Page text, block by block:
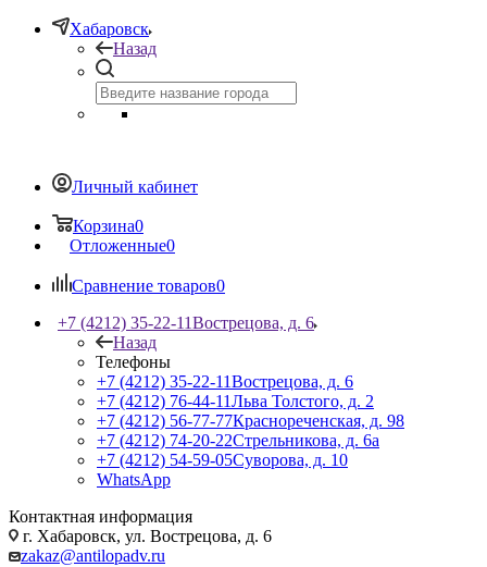
Хабаровск
Назад
Личный кабинет
Корзина0
Отложенные0
Сравнение товаров0
+7 (4212) 35-22-11Вострецова, д. 6
Назад
Телефоны
+7 (4212) 35-22-11Вострецова, д. 6
+7 (4212) 76-44-11Льва Толстого, д. 2
+7 (4212) 56-77-77Краснореченская, д. 98
+7 (4212) 74-20-22Стрельникова, д. 6а
+7 (4212) 54-59-05Суворова, д. 10
WhatsApp
Контактная информация
г. Хабаровск, ул. Вострецова, д. 6
zakaz@antilopadv.ru